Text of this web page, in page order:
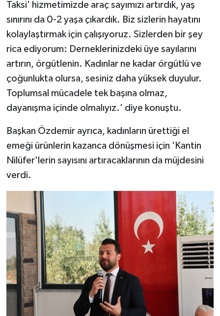
Taksi' hizmetimizde araç sayımızı artırdık, yaş
sınırını da 0-2 yaşa çıkardık. Biz sizlerin hayatını
kolaylaştırmak için çalışıyoruz. Sizlerden bir şey
rica ediyorum: Derneklerinizdeki üye sayılarını
artırın, örgütlenin. Kadınlar ne kadar örgütlü ve
çoğunlukta olursa, sesiniz daha yüksek duyulur.
Toplumsal mücadele tek başına olmaz,
dayanışma içinde olmalıyız.' diye konuştu.
Başkan Özdemir ayrıca, kadınların ürettiği el
emeği ürünlerin kazanca dönüşmesi için 'Kantin
Nilüfer'lerin sayısını artıracaklarının da müjdesini
verdi.